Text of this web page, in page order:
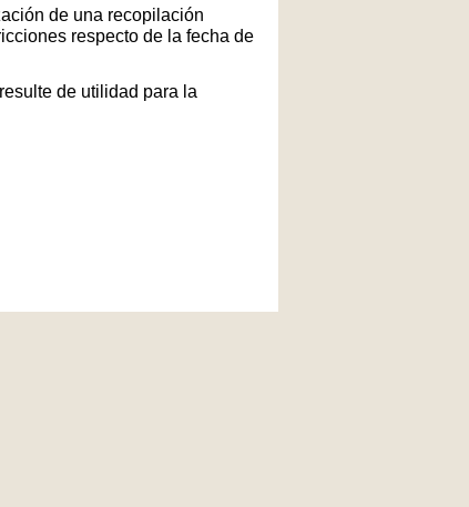
de una recopilación
respecto de la fecha de
de utilidad para la